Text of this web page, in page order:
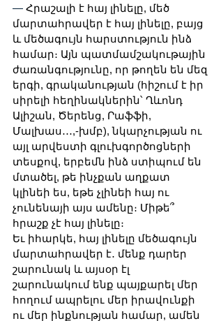
— Հրաշալի է հայ լինելը, մեծ
մարտահրավեր է հայ լինելը, բայց
և մեծագույն հարստություն ինձ
համար։ Այն պատմամշակութային
ժառանգությունը, որ թողեն են մեզ
երգի, գրականության (հիշում է իր
սիրելի հեղինակներին՝ Ղևոնդ
Ալիշան, Ծերենց, Րաֆֆի,
Մալխաս․․․,-խմբ), նկարչության ու
այլ արվեստի գլուխգործոցների
տեսքով, երբեմն ինձ ստիպում են
մտածել, թե ինչքան աղքատ
կլինեի ես, եթե չլինեի հայ ու
չունենայի այս ամենը։ Միթե՞
հրաշք չէ հայ լինելը։
Եւ իհարկե, հայ լինելը մեծագույն
մարտահրավեր է․ մենք դարեր
շարունակ և այսօր էլ
շարունակում ենք պայքարել մեր
հողում ապրելու մեր իրավունքի
ու մեր ինքնության համար, ամեն